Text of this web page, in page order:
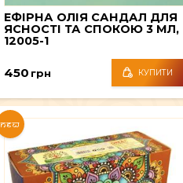
ЕФІРНА ОЛІЯ САНДАЛ ДЛЯ
ЯСНОСТІ ТА СПОКОЮ 3 МЛ,
12005-1
450 грн КУПИТИ
NEW